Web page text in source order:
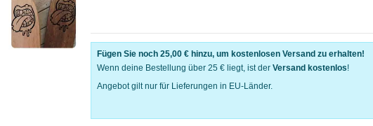
Fügen Sie noch 25,00 € hinzu, um kostenlosen Versand zu erhalten!
Wenn deine Bestellung über 25 € liegt, ist der Versand kostenlos!
Angebot gilt nur für Lieferungen in EU-Länder.